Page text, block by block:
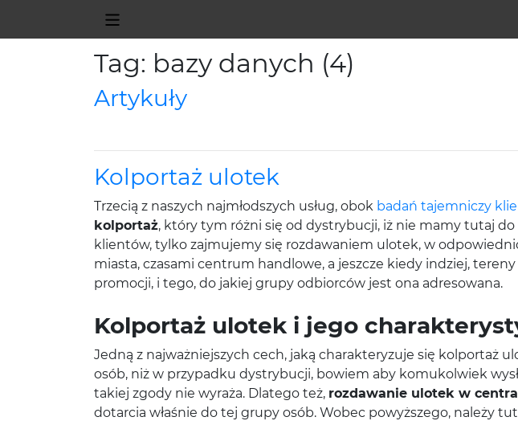
Tag: bazy danych (4)
Artykuły
Kolportaż ulotek
Trzecią z naszych najmłodszych usług, obok badań tajemniczy
kolportaż, który tym różni się od dystrybucji, iż nie mamy tutaj
klientów, tylko zajmujemy się rozdawaniem ulotek, w
miasta, czasami centrum handlowe, a jeszcze kiedy indziej,
promocji, i tego, do jakiej grupy odbiorców jest ona adresowana.
Kolportaż ulotek i jego
Jedną z najważniejszych cech, jaką charakteryzuje się kolportaż
osób, niż w przypadku dystrybucji, bowiem aby komukolwiek
takiej zgody nie wyraża. Dlatego też, rozdawanie ulotek w
dotarcia właśnie do tej grupy osób. Wobec powyższego, należy